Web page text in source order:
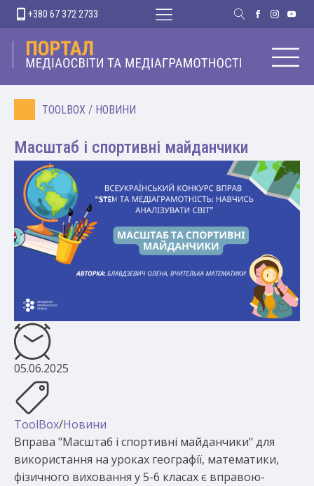
+380 67 372 2733
TOOLBOX / НОВИНИ
Масштаб і спортивні майданчики
05.06.2025
ToolBox/Новини
Вправа "Масштаб і спортивні майданчики" для
використання на уроках географії, математики,
фізичного виховання у 5-6 класах є вправою-